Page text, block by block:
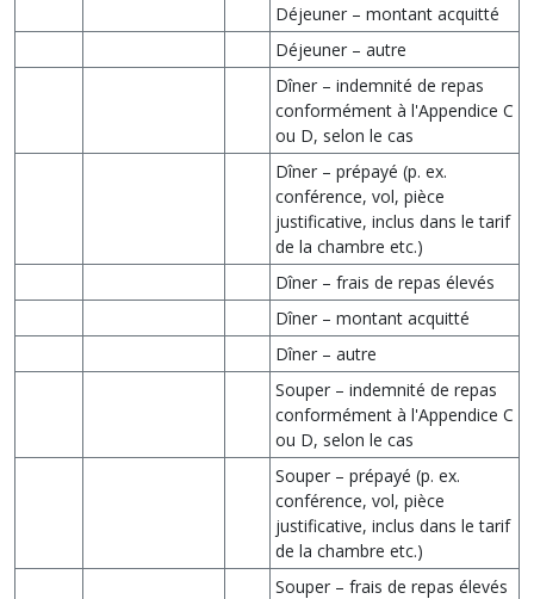
Déjeuner – montant acquitté
Déjeuner – autre
Dîner – indemnité de repas
conformément à l'Appendice C
ou D, selon le cas
Dîner – prépayé (p. ex.
conférence, vol, pièce
justificative, inclus dans le tarif
de la chambre etc.)
Dîner – frais de repas élevés
Dîner – montant acquitté
Dîner – autre
Souper – indemnité de repas
conformément à l'Appendice C
ou D, selon le cas
Souper – prépayé (p. ex.
conférence, vol, pièce
justificative, inclus dans le tarif
de la chambre etc.)
Souper – frais de repas élevés